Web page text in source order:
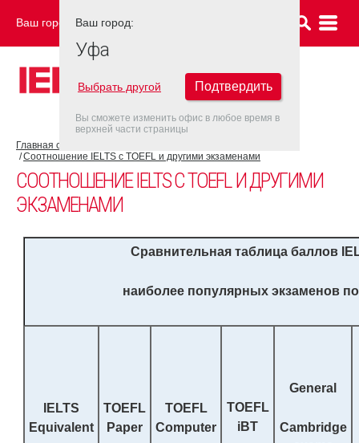
Ваш город: УФА
Главная страница
Соотношение IELTS с TOEFL и другими экзаменами
СООТНОШЕНИЕ IELTS С TOEFL И ДРУГИМИ
ЭКЗАМЕНАМИ
Сравнительная таблица баллов
наиболее популярных экзаменов
IELTS
Equivalent
TOEFL
Paper
TOEFL
Computer
TOEFL
iBT
General
Cambridge
Ваш город:
Уфа
Выбрать другой Подтвердить
Вы сможете изменить офис в любое время в
верхней части страницы